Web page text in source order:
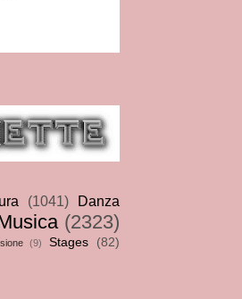
(1041)
Danza
(2323)
(9) Stages (82)